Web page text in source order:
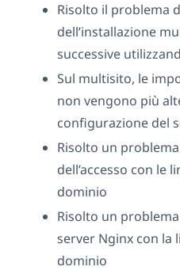
Risolto il problema
dell’installazione
successive
Sul multisito, le
non vengono più
configurazione del
Risolto un
dell’accesso con le
dominio
Risolto un
server Nginx con la
dominio